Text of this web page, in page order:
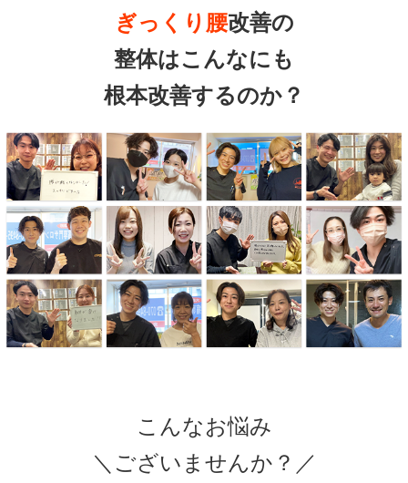
ぎっくり腰改善の
整体はこんなにも
根本改善するのか？
こんなお悩み
＼ございませんか？／